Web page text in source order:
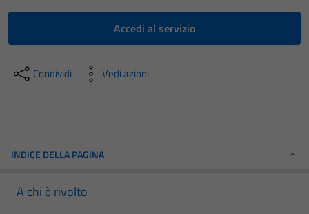
Accedi al servizio
Condividi Vedi azioni
INDICE DELLA PAGINA
A chi è rivolto